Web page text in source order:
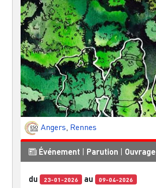
Angers, Rennes
Événement Parution Ouvrage
du 23-01-2026 au 09-04-2026